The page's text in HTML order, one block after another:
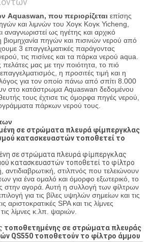
Aquaswan, που περιορίζεταιεπίσης
και λιμνών του Χογκ Κογκ Yicheng,
αναγνωριστεί ως ηγέτης και αρχικό
βιομηχανία πηγών και πισινών νερού από
3 επαγγελματικές παράγοντας
τις πισίνες και τα πάρκα νερού aqua.
μας με την ποιότητα, το πιό
η προσιτές τιμή και η
για τον οποίο πάνω από σπίτι 8.000
στο κατάστρωμα Aquaswan δεδομένου
τους έχτισε τις όμορφα πηγές νερού,
πάρκων νερού τους.
σε στρώματα πλευρά φίμπεργκλας
κατασκευαστών τοποθετεί το
σε στρώματα πλευρά φίμπεργκλας
κατασκευαστών τοποθετεί το φίλτρο
αντιδιαβρωτική, στιλπνός που τελειώνουν
για ένα ομαλό και όμορφο εξωτερικό, το
στην αγορά. Αυτή η συλλογή των φίλτρων
για τις βίλες υψηλών σημείων και τις
αριστοκρατικές SPA και τις λίμνες
λίμνες κ.λπ. ψαριών.
τοποθετημένης σε στρώματα πλευράς
QS550 τοποθετούν το φίλτρο άμμου